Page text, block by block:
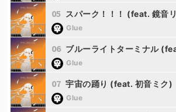
05 スパーク！！！ (feat. 鏡音
Glue
06 ブルーライトターミナル (feat. 初音
Glue
07 宇宙の踊り (feat. 初音ミク)
Glue